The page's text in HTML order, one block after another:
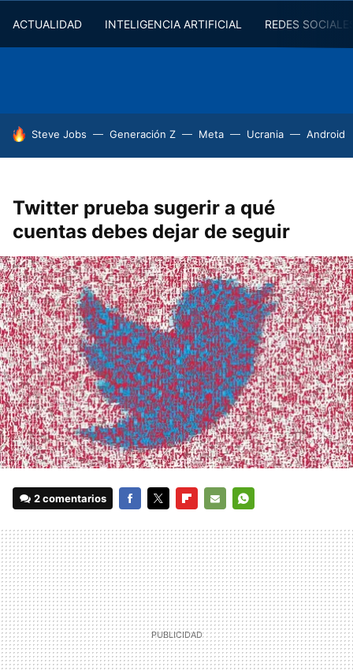
ACTUALIDAD INTELIGENCIA ARTIFICIAL REDES
HOY SE HABLA DE
Steve Jobs Generación Z Meta Ucrania Android
Twitter prueba sugerir a qué
cuentas debes dejar de seguir
2 comentarios
MAIL